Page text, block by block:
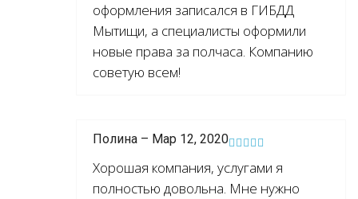
оформления записался в ГИБДД
Мытищи, а специалисты оформили
новые права за полчаса. Компанию
советую всем!
Полина – Мар 12, 2020
Хорошая компания, услугами я
полностью довольна. Мне нужно